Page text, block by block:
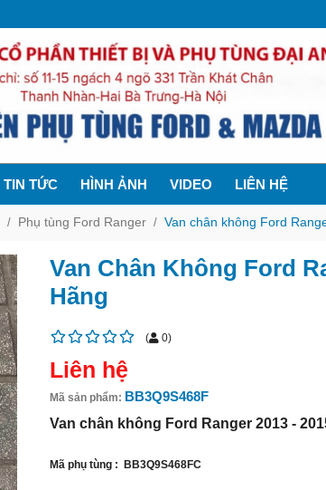
TIN TỨC HÌNH ẢNH VIDEO LIÊN HỆ
Phụ tùng Ford Ranger Van chân không Ford
Van Chân Không Ford
Hãng
( 0)
Liên hệ
Mã sản phẩm: BB3Q9S468F
Van chân không Ford Ranger 2013 -
Mã phụ tùng : BB3Q9S468FC